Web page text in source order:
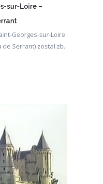
sur-Loire –
Georges-sur-Loire
Serrant) został zb.